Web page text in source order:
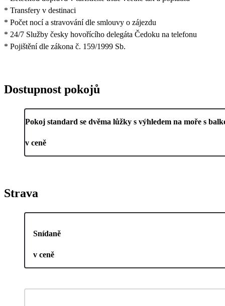
* Transfery v destinaci
* Počet nocí a stravování dle smlouvy o zájezdu
* 24/7 Služby česky hovořícího delegáta Čedoku na telefonu
* Pojištění dle zákona č. 159/1999 Sb.
Dostupnost pokojů
Pokoj standard se dvěma lůžky s výhledem na moře s
v ceně
Strava
Snídaně
v ceně